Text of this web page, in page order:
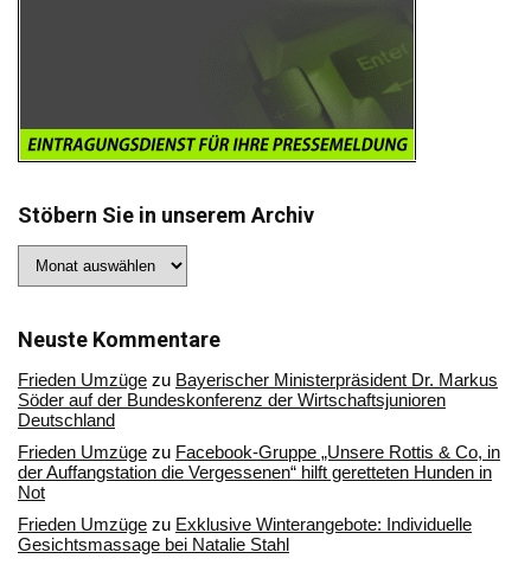
Stöbern Sie in unserem Archiv
Sie
Archiv
Neuste Kommentare
Frieden Umzüge zu Bayerischer Ministerpräsident Dr. Markus
Söder auf der Bundeskonferenz der Wirtschaftsjunioren
Deutschland
Frieden Umzüge zu Facebook-Gruppe „Unsere Rottis & Co, in
der Auffangstation die Vergessenen“ hilft geretteten Hunden in
Not
Frieden Umzüge zu Exklusive Winterangebote: Individuelle
Gesichtsmassage bei Natalie Stahl